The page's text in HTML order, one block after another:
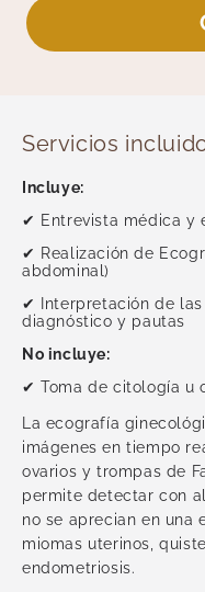
Otorrinolaringología
Test Rápidos
Unidad del Dolor
Revisiones
Radiología
Traumatología
Ver todas
Servicios
Incluye:
✔ Entrevista médica y
✔ Realización de
abdominal)
✔ Interpretación de
diagnóstico y pautas
No incluye:
✔ Toma de citología u
La ecografía
imágenes en tiempo
ovarios y trompas de
permite detectar con
no se aprecian en una
miomas uterinos,
endometriosis.